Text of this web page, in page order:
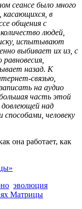
сеансе было много
касающихся, в
общения с
людей,
испытывают
выбивает их из, с
назад. К
связью,
на аудио
часть этой
довлеющей над
человеку
она работает, как
эволюция
Матрицы